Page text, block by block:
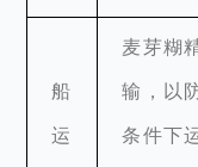
船
运
麦芽糊
输，以
条件下